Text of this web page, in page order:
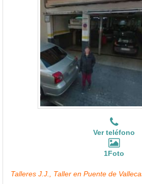
Ver teléfono
1Foto
Talleres J.J., Taller en Puente de